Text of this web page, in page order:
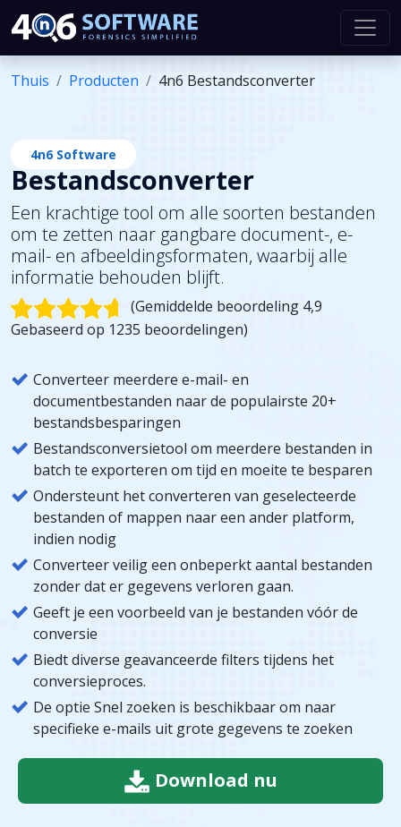
Thuis Producten 4n6 Bestandsconverter
4n6 Software
Bestandsconverter
Een krachtige tool om alle soorten bestanden
om te zetten naar gangbare document-, e-
mail- en afbeeldingsformaten, waarbij alle
informatie behouden blijft.
(Gemiddelde beoordeling 4,9
Gebaseerd op 1235 beoordelingen)
Converteer meerdere e-mail- en
documentbestanden naar de populairste 20+
bestandsbesparingen
Bestandsconversietool om meerdere bestanden in
batch te exporteren om tijd en moeite te besparen
Ondersteunt het converteren van geselecteerde
bestanden of mappen naar een ander platform,
indien nodig
Converteer veilig een onbeperkt aantal bestanden
zonder dat er gegevens verloren gaan.
Geeft je een voorbeeld van je bestanden vóór de
conversie
Biedt diverse geavanceerde filters tijdens het
conversieproces.
De optie Snel zoeken is beschikbaar om naar
specifieke e-mails uit grote gegevens te zoeken
Download nu